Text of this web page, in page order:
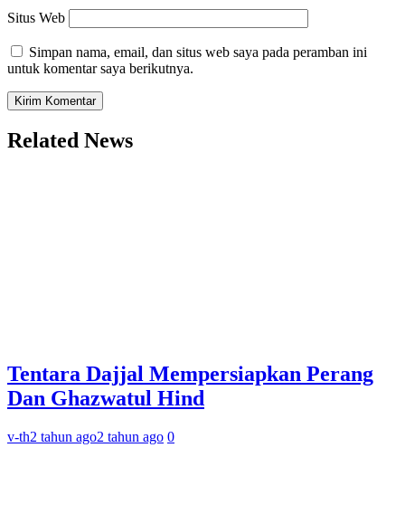
Situs Web
Simpan nama, email, dan situs web saya pada peramban ini
untuk komentar saya berikutnya.
Related News
Tentara Dajjal Mempersiapkan Perang
Dan Ghazwatul Hind
v-th2 tahun ago2 tahun ago 0